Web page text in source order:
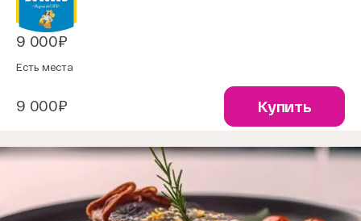
9 000₽
Есть места
9 000₽ Купить